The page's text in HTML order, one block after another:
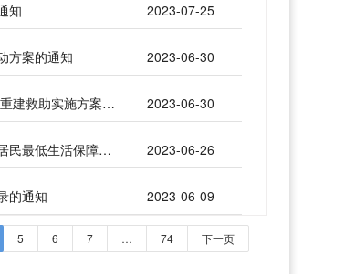
知 2023-07-25
方案的通知 2023-06-30
庄政办发〔2023〕23号 | 庄河市人民政府办公室关于印发庄河市2022年因灾倒损房屋恢复重建救助实施方案的通知 2023-06-30
庄政办发〔2023〕22号 | 庄河市人民政府办公室转发大连市人民政府办公室关于提高城乡居民最低生活保障、 特困人员基本生活、孤儿基本生活 养育和60年代精简退职职工 生活补助标准的通知 2023-06-26
的通知 2023-06-09
5 6 7 … 74 下一页